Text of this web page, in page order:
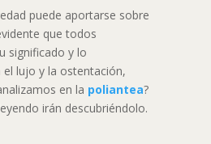
puede aportarse sobre
que todos
significado y lo
lujo y la ostentación,
en la poliantea?
irán descubriéndolo.